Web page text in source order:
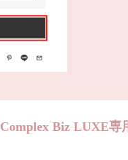
Complex Biz LUXE専